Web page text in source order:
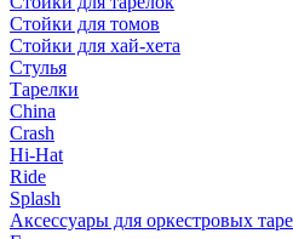
Стойки для томов
Стойки для хай-хета
Стулья
Тарелки
China
Crash
Hi-Hat
Ride
Splash
Аксессуары для оркестровых